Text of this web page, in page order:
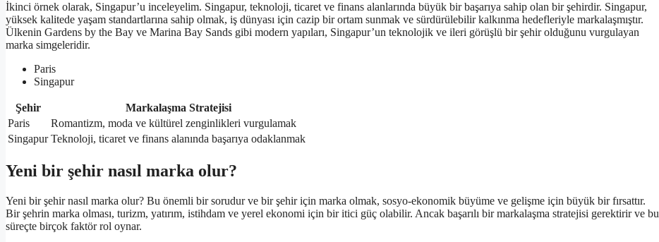
İkinci örnek olarak, Singapur’u inceleyelim. Singapur, teknoloji, ticaret ve finans alanlarında büyük bir başarıya sahip olan bir şehirdir. Singapur,
yüksek kalitede yaşam standartlarına sahip olmak, iş dünyası için cazip bir ortam sunmak ve sürdürülebilir kalkınma hedefleriyle markalaşmıştır.
Ülkenin Gardens by the Bay ve Marina Bay Sands gibi modern yapıları, Singapur’un teknolojik ve ileri görüşlü bir şehir olduğunu vurgulayan
marka simgeleridir.
Paris
Singapur
Şehir
Markalaşma Stratejisi
Paris
Romantizm, moda ve kültürel zenginlikleri vurgulamak
Singapur Teknoloji, ticaret ve finans alanında başarıya odaklanmak
Yeni bir şehir nasıl marka olur?
Yeni bir şehir nasıl marka olur? Bu önemli bir sorudur ve bir şehir için marka olmak, sosyo-ekonomik büyüme ve gelişme için büyük bir fırsattır.
Bir şehrin marka olması, turizm, yatırım, istihdam ve yerel ekonomi için bir itici güç olabilir. Ancak başarılı bir markalaşma stratejisi gerektirir ve bu
süreçte birçok faktör rol oynar.